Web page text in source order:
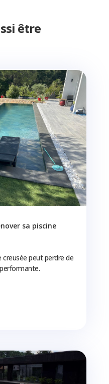
être
sa piscine
creusée peut perdre de